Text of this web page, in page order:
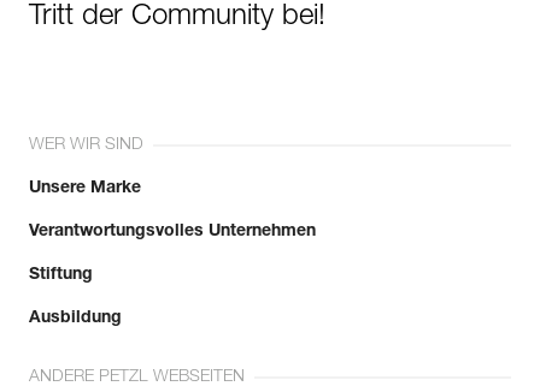
Tritt der Community bei!
WER WIR SIND
Unsere Marke
Verantwortungsvolles Unternehmen
Stiftung
Ausbildung
ANDERE PETZL WEBSEITEN